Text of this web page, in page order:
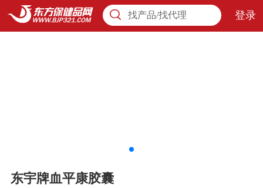
找产品/找代理 登录
东宇牌血平康胶囊